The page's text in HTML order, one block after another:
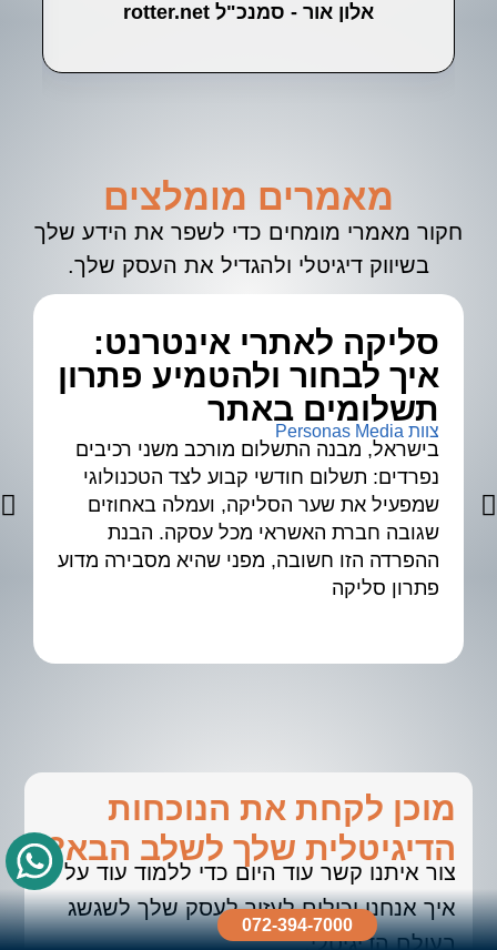
אלון אור - סמנכ"ל rotter.net
מאמרים מומלצים
חקור מאמרי מומחים כדי לשפר את הידע שלך
בשיווק דיגיטלי ולהגדיל את העסק שלך.
סליקה לאתרי אינטרנט:
איך לבחור ולהטמיע פתרון
תשלומים באתר
צוות Personas Media
בישראל, מבנה התשלום מורכב משני רכיבים
נפרדים: תשלום חודשי קבוע לצד הטכנולוגי
שמפעיל את שער הסליקה, ועמלה באחוזים
שגובה חברת האשראי מכל עסקה. הבנת
ההפרדה הזו חשובה, מפני שהיא מסבירה מדוע
פתרון סליקה
מוכן לקחת את הנוכחות
הדיגיטלית שלך לשלב הבא?
צור איתנו קשר עוד היום כדי ללמוד עוד על
איך אנחנו יכולים לעזור לעסק שלך לשגשג
בעולם הדיגיטלי.
072-394-7000